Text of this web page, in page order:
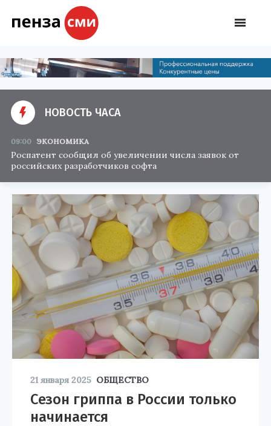
НОВОСТЬ ЧАСА
09:00 ЭКОНОМИКА
Роспатент сообщил об увеличении числа заявок от
российских разработчиков софта
21 января 2025 ОБЩЕСТВО
Сезон гриппа в России только
начинается